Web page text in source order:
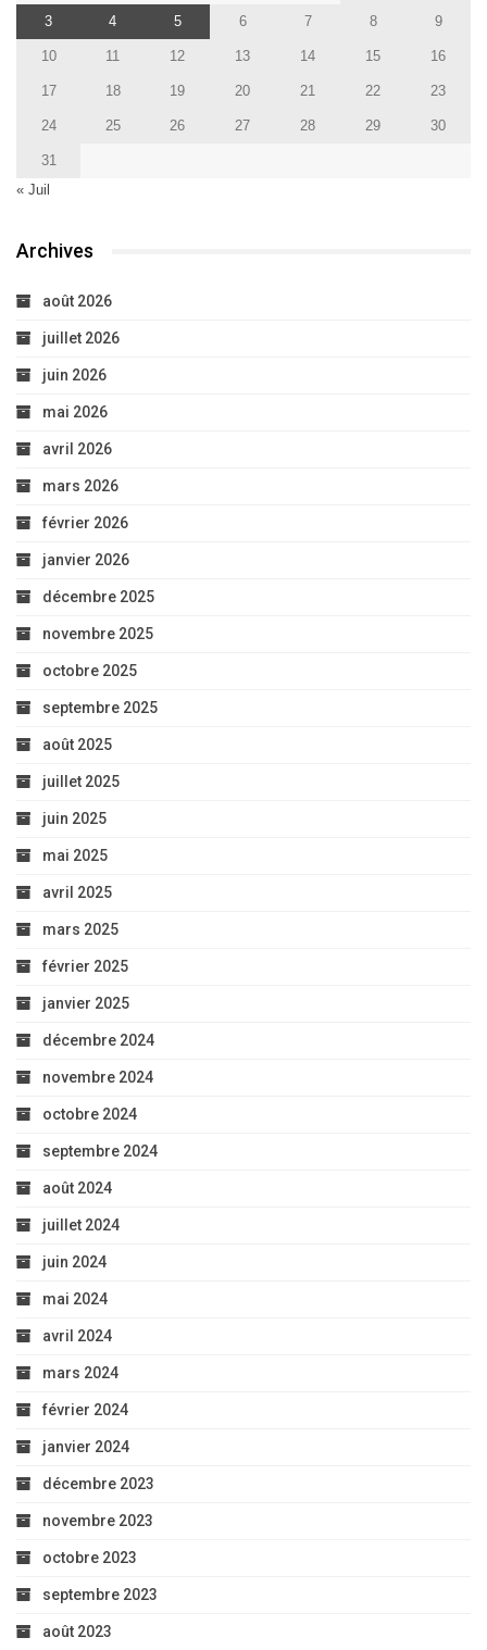
3 4 5 6 7 8 9
10 11 12 13 14 15 16
17 18 19 20 21 22 23
24 25 26 27 28 29 30
31
« Juil
Archives
août 2026
juillet 2026
juin 2026
mai 2026
avril 2026
mars 2026
février 2026
janvier 2026
décembre 2025
novembre 2025
octobre 2025
septembre 2025
août 2025
juillet 2025
juin 2025
mai 2025
avril 2025
mars 2025
février 2025
janvier 2025
décembre 2024
novembre 2024
octobre 2024
septembre 2024
août 2024
juillet 2024
juin 2024
mai 2024
avril 2024
mars 2024
février 2024
janvier 2024
décembre 2023
novembre 2023
octobre 2023
septembre 2023
août 2023